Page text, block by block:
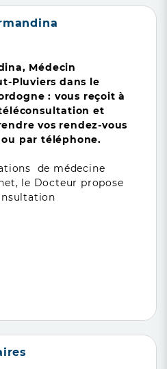
Médecin
Pluviersdans le
: vous reçoit à
et
vos rendez-vous
par téléphone.
de médecine
le Docteur propose